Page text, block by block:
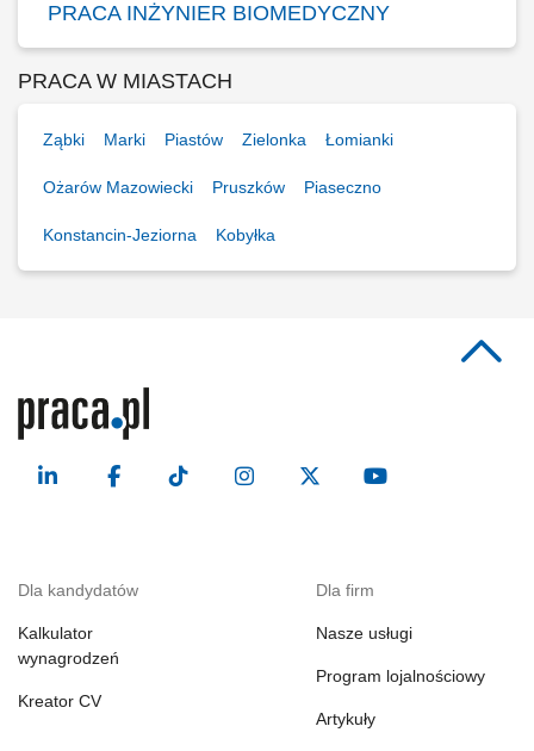
PRACA INŻYNIER BIOMEDYCZNY
PRACA W MIASTACH
Ząbki Marki Piastów Zielonka Łomianki
Ożarów Mazowiecki Pruszków Piaseczno
Konstancin-Jeziorna Kobyłka
Dla kandydatów
Kalkulator
wynagrodzeń
Kreator CV
Dla firm
Nasze usługi
Program lojalnościowy
Artykuły